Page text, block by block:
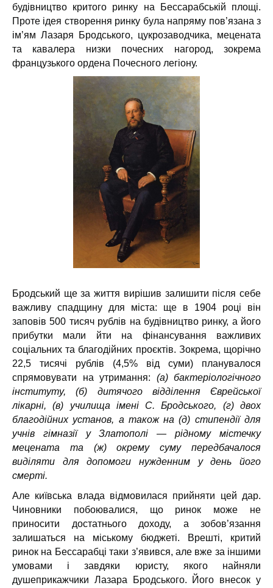
будівництво критого ринку на Бессарабській площі.
Проте ідея створення ринку була напряму пов’язана з
ім’ям Лазаря Бродського, цукрозаводчика, мецената
та кавалера низки почесних нагород, зокрема
французького ордена Почесного легіону.
Бродський ще за життя вирішив залишити після себе
важливу спадщину для міста: ще в 1904 році він
заповів 500 тисяч рублів на будівництво ринку, а його
прибутки мали йти на фінансування важливих
соціальних та благодійних проєктів. Зокрема, щорічно
22,5 тисячі рублів (4,5% від суми) планувалося
спрямовувати на утримання: (а) бактеріологічного
інституту, (б) дитячого відділення Єврейської
лікарні, (в) училища імені С. Бродського, (г) двох
благодійних установ, а також на (д) стипендії для
учнів гімназії у Златополі — рідному містечку
мецената та (ж) окрему суму передбачалося
виділяти для допомоги нужденним у день його
смерті.
Але київська влада відмовилася прийняти цей дар.
Чиновники побоювалися, що ринок може не
приносити достатнього доходу, а зобов’язання
залишаться на міському бюджеті. Врешті, критий
ринок на Бессарабці таки з’явився, але вже за іншими
умовами і завдяки юристу, якого найняли
душеприкажчики Лазара Бродського. Його внесок у